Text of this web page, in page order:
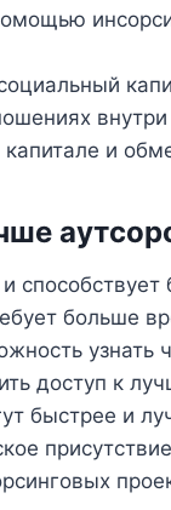
и
способствует
больше
узнать
доступ к
быстрее и